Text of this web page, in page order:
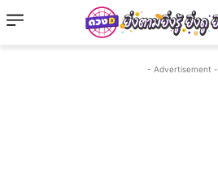
- Advertisement -